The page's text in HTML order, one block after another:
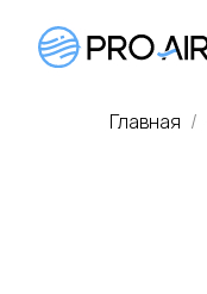
Главная